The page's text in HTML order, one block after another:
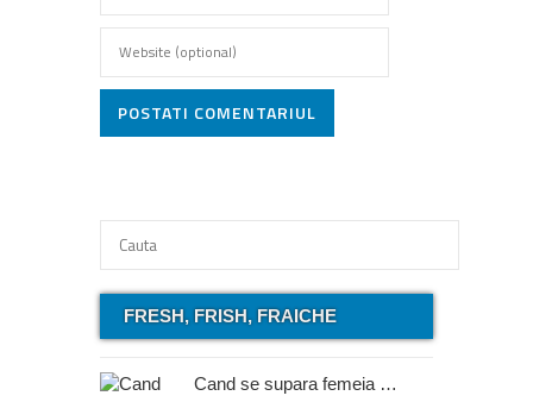
POSTATI COMENTARIUL
FRESH, FRISH, FRAICHE
Cand se supara femeia …